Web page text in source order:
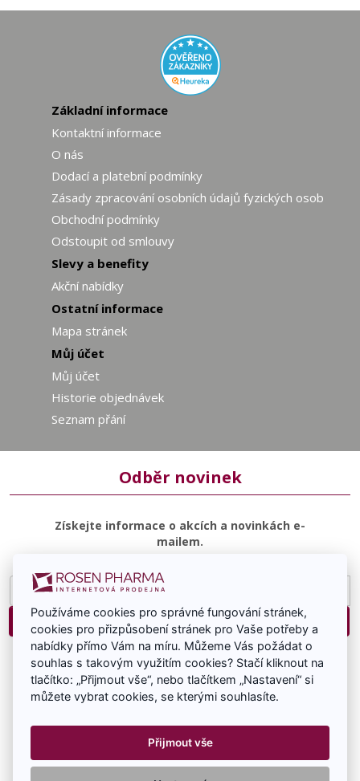
Základní informace
Kontaktní informace
O nás
Dodací a platební podmínky
Zásady zpracování osobních údajů fyzických osob
Obchodní podmínky
Odstoupit od smlouvy
Slevy a benefity
Akční nabídky
Ostatní informace
Mapa stránek
Můj účet
Můj účet
Historie objednávek
Seznam přání
Odběr novinek
Získejte informace o akcích a novinkách e-
mailem.
adresa
Přihlásit
Souhlasím se zasíláním e-mailové komunikace.
Používáme cookies pro správné fungování stránek,
cookies pro přizpůsobení stránek pro Vaše potřeby a
nabídky přímo Vám na míru. Můžeme Vás požádat o
souhlas s takovým využitím cookies? Stačí kliknout na
tlačítko: „Přijmout vše“, nebo tlačítkem „Nastavení“ si
můžete vybrat cookies, se kterými souhlasíte.
Přijmout vše